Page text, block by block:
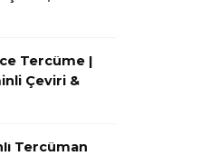
Tercüme |
Çeviri &
Tercüman